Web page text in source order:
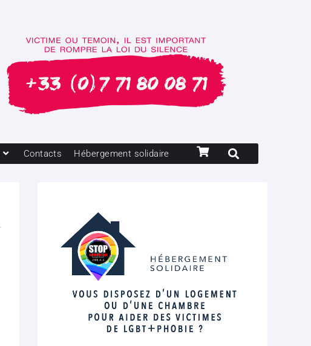
Contacts Hébergement solidaire